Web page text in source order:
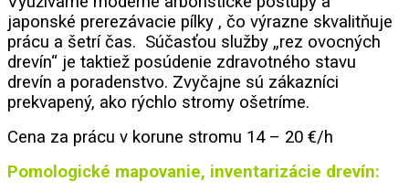
japonské prerezávacie pílky , čo výrazne skvalitňuje
prácu a šetrí čas. Súčasťou služby „rez ovocných
drevín“ je taktiež posúdenie zdravotného stavu
drevín a poradenstvo. Zvyčajne sú zákazníci
prekvapený, ako rýchlo stromy ošetríme.
Cena za prácu v korune stromu 14 – 20 €/h
Pomologické mapovanie, inventarizácie drevín: